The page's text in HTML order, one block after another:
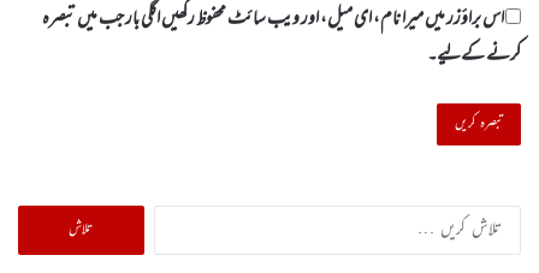
اس براؤزر میں میرا نام، ای میل، اور ویب سائٹ محفوظ رکھیں اگلی بار جب میں تبصرہ
کرنے کےلیے۔
تلاش
کریں